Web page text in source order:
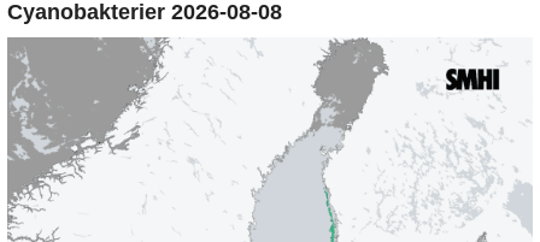
Cyanobakterier 2026-08-08